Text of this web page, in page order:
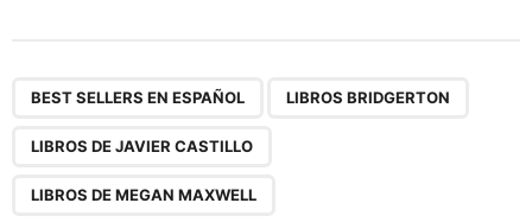
BEST SELLERS EN ESPAÑOL LIBROS BRIDGERTON
LIBROS DE JAVIER CASTILLO
LIBROS DE MEGAN MAXWELL